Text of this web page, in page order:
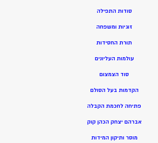
סודות התפילה
זוגיות ומשפחה
תורת החסידות
עולמות העליונים
סוד הצמצום
הקדמות בעל הסולם
פתיחה לחכמת הקבלה
אברהם יצחק הכהן קוק
מוסר ותיקון המידות